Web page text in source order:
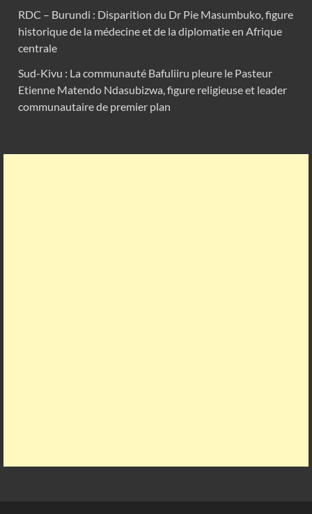
RDC – Burundi : Disparition du Dr Pie Masumbuko, figure
historique de la médecine et de la diplomatie en Afrique
centrale
Sud-Kivu : La communauté Bafuliiru pleure le Pasteur
Etienne Matendo Ndasubizwa, figure religieuse et leader
communautaire de premier plan